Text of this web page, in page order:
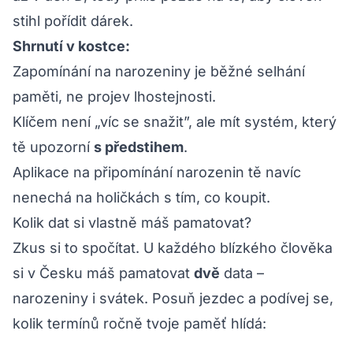
stihl pořídit dárek.
Shrnutí v kostce:
Zapomínání na narozeniny je běžné selhání
paměti, ne projev lhostejnosti.
Klíčem není „víc se snažit”, ale mít systém, který
tě upozornís předstihem.
Aplikace na připomínání narozenin tě navíc
nenechá na holičkách s tím, co koupit.
Kolik dat si vlastně máš pamatovat?
Zkus si to spočítat. U každého blízkého člověka
si v Česku máš pamatovat dvě data –
narozeniny i svátek. Posuň jezdec a podívej se,
kolik termínů ročně tvoje paměť hlídá: